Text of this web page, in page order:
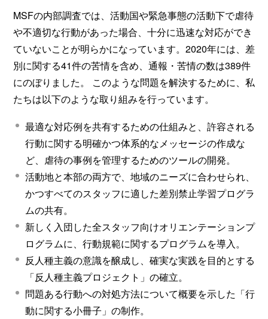
MSFの内部調査では、活動国や緊急事態の活動下で虐待
や不適切な行動があった場合、十分に迅速な対応ができ
ていないことが明らかになっています。2020年には、差
別に関する41件の苦情を含め、通報・苦情の数は389件
にのぼりました。 このような問題を解決するために、私
たちは以下のような取り組みを行っています。
最適な対応例を共有するための仕組みと、許容される
行動に関する明確かつ体系的なメッセージの作成な
ど、虐待の事例を管理するためのツールの開発。
活動地と本部の両方で、地域のニーズに合わせられ、
かつすべてのスタッフに適した差別禁止学習プログラ
ムの共有。
新しく入団した全スタッフ向けオリエンテーションプ
ログラムに、行動規範に関するプログラムを導入。
反人種主義の意識を醸成し、確実な実践を目的とする
「反人種主義プロジェクト」の確立。
問題ある行動への対処方法について概要を示した「行
動に関する小冊子」の制作。